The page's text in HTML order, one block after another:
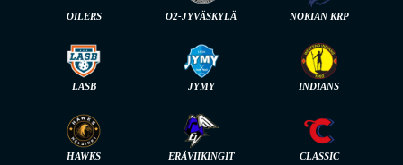
OILERS O2-JYVÄSKYLÄ NOKIAN KRP
LASB JYMY INDIANS
HAWKS ERÄVIIKINGIT CLASSIC